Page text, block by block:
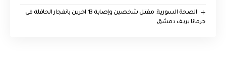
الصحة السورية: مقتل شخصين وإصابة 13 اخرين بانفجار الحافلة في
جرمانا بريف دمشق